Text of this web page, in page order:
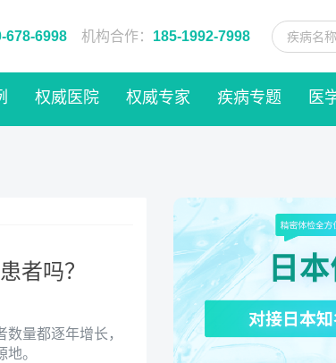
678-6998 机构合作： 185-1992-7998
权威医院 权威专家 疾病专题 医
者吗？
量都逐年增长，
。